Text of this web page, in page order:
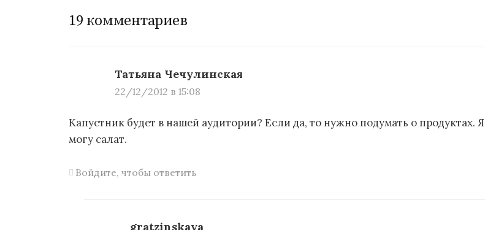
и
и
п
19 комментариев
Татьяна Чечулинская
22/12/2012 в 15:08
Капустник будет в нашей аудитории? Если да, то нужно подумать о продуктах. Я
могу салат.
Войдите, чтобы ответить
gratzinskaya